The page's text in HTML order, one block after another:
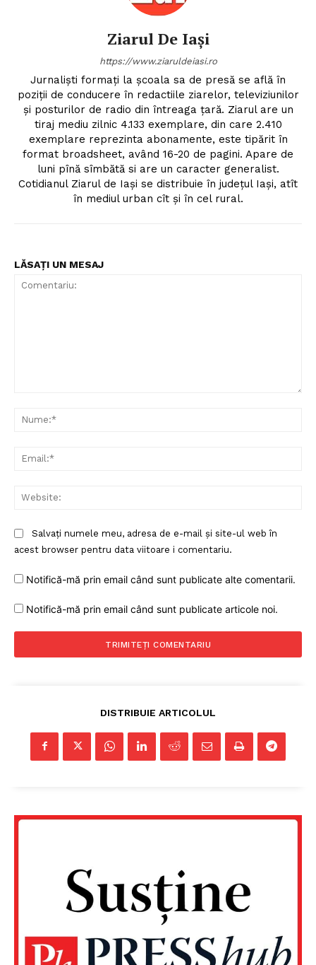
Ziarul De Iași
https://www.ziaruldeiasi.ro
Jurnalişti formaţi la şcoala sa de presă se află în
poziţii de conducere în redactiile ziarelor, televiziunilor
şi posturilor de radio din întreaga ţară. Ziarul are un
tiraj mediu zilnic 4.133 exemplare, din care 2.410
exemplare reprezinta abonamente, este tipărit în
format broadsheet, având 16-20 de pagini. Apare de
luni pînă sîmbătă si are un caracter generalist.
Cotidianul Ziarul de Iaşi se distribuie în judeţul Iaşi, atît
în mediul urban cît şi în cel rural.
LĂSAȚI UN MESAJ
Salvați numele meu, adresa de e-mail și site-ul web în
acest browser pentru data viitoare i comentariu.
Notifică-mă prin email când sunt publicate alte comentarii.
Notifică-mă prin email când sunt publicate articole noi.
DISTRIBUIE ARTICOLUL